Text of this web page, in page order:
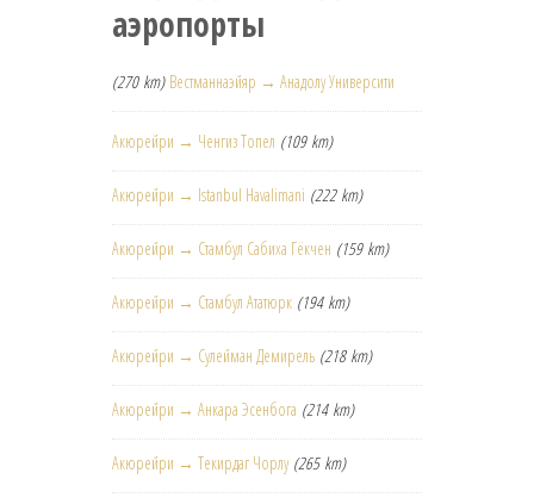
аэропорты
(270 km) Вестманнаэйяр → Анадолу Университи
Акюрейри → Ченгиз Топел (109 km)
Акюрейри → Istanbul Havalimani (222 km)
Акюрейри → Стамбул Сабиха Гёкчен (159 km)
Акюрейри → Стамбул Ататюрк (194 km)
Акюрейри → Сулейман Демирель (218 km)
Акюрейри → Анкара Эсенбога (214 km)
Акюрейри → Текирдаг Чорлу (265 km)